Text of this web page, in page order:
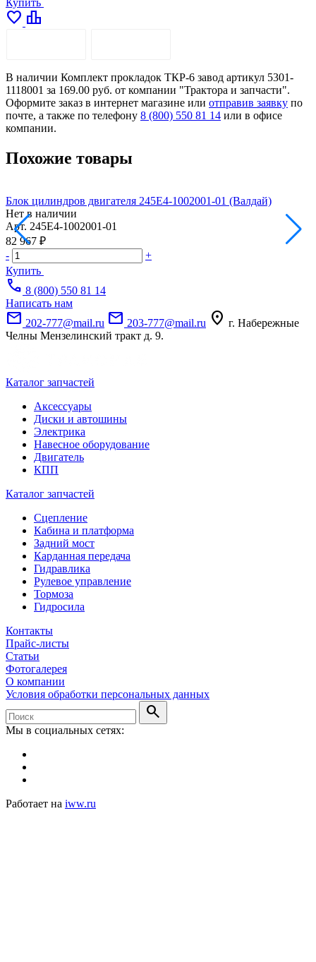
favorite leaderboard
В наличии Комплект прокладок ТКР-6 завод артикул 5301-
1118001 за 169.00 руб. от компании "Трактора и запчасти".
Оформите заказ в интернет магазине или отправив заявку по
почте, а также по телефону 8 (800) 550 81 14 или в офисе
компании.
Похожие товары
Блок цилиндров двигателя 245Е4-1002001-01 (Валдай)
Нет в наличии
Арт. 245Е4-1002001-01
82 967 ₽
-
+
Купить
call 8 (800) 550 81 14
Написать нам
mail 202-777@mail.ru mail 203-777@mail.ru location_on г. Набережные
Челны Мензелинский тракт д. 9.
Каталог запчастей
Аксессуары
Диски и автошины
Электрика
Навесное оборудование
Двигатель
КПП
Каталог запчастей
Сцепление
Кабина и платформа
Задний мост
Карданная передача
Гидравлика
Рулевое управление
Тормоза
Гидросила
Контакты
Прайс-листы
Статьи
Фотогалерея
О компании
Условия обработки персональных данных
search
Мы в социальных сетях:
Работает на iww.ru